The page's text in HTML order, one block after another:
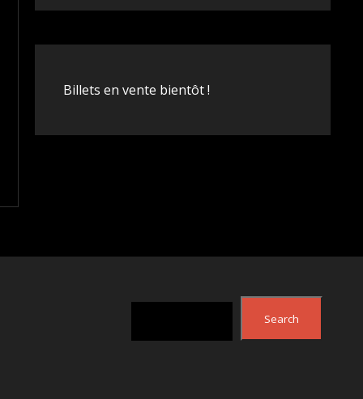
Billets en vente bientôt !
Search
Search